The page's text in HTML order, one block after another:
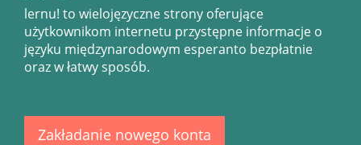
lernu! to wielojęzyczne strony oferujące
użytkownikom internetu przystępne informacje o
języku międzynarodowym esperanto bezpłatnie
oraz w łatwy sposób.
Zakładanie nowego konta